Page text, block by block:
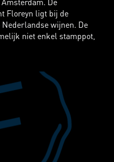
Floreyn ligt bij de
wijnen. De
niet enkel stamppot,